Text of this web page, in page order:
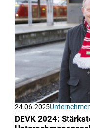
24.06.2025Unternehmen
DEVK 2024: